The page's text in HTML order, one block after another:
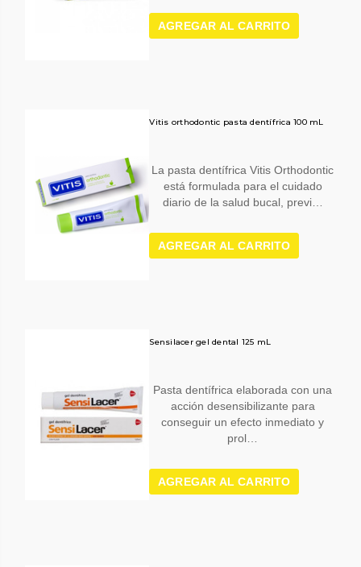
AGREGAR AL CARRITO
Vitis orthodontic pasta dentífrica 100 mL
La pasta dentífrica Vitis Orthodontic
está formulada para el cuidado
diario de la salud bucal, previ…
AGREGAR AL CARRITO
Sensilacer gel dental 125 mL
Pasta dentífrica elaborada con una
acción desensibilizante para
conseguir un efecto inmediato y
prol…
AGREGAR AL CARRITO